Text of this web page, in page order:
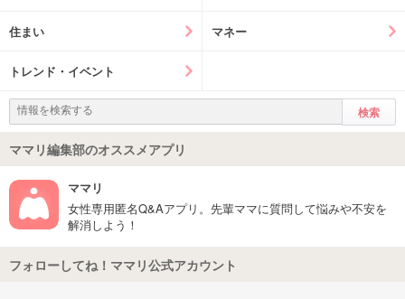
住まい マネー
トレンド・イベント
ママリ編集部のオススメアプリ
ママリ
女性専用匿名Q&Aアプリ。先輩ママに質問して悩みや不安を
解消しよう！
フォローしてね！ママリ公式アカウント